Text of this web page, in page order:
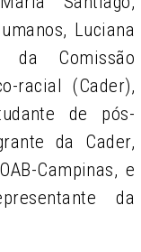
Luciana
da Comissão
racial (Cader),
de pós-
da Cader,
Campinas, e
da